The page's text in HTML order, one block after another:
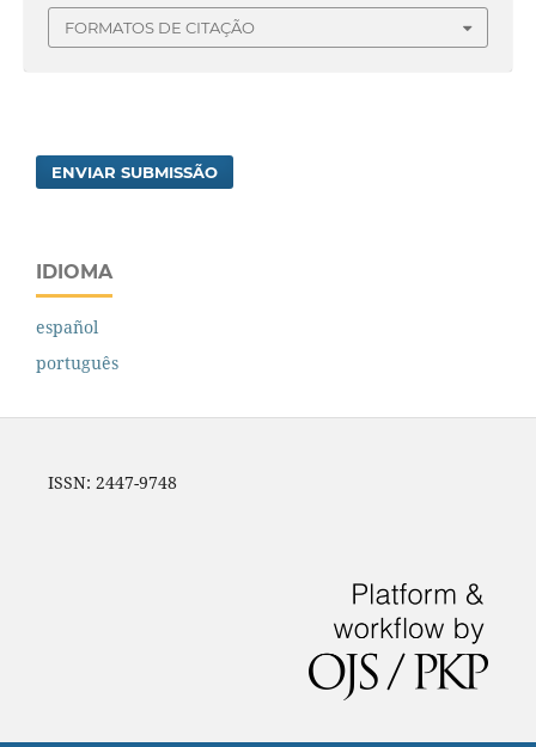
FORMATOS DE CITAÇÃO
ENVIAR SUBMISSÃO
IDIOMA
español
português
ISSN: 2447-9748